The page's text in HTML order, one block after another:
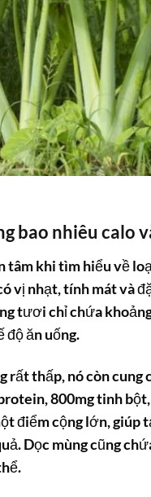
bao nhiêu calo
khi tìm hiểu về
vị nhạt, tính mát và
tươi chỉ chứa
độ ăn uống.
rất thấp, nó còn cung
800mg tinh
điểm cộng lớn, giúp
Dọc mùng cũng